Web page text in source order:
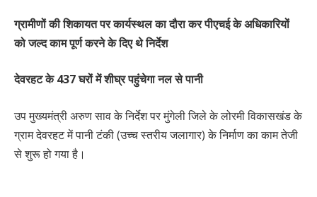
ग्रामीणों की शिकायत पर कार्यस्थल का दौरा कर पीएचई के अधिकारियों
को जल्द काम पूर्ण करने के दिए थे निर्देश
देवरहट के 437 घरों में शीघ्र पहुंचेगा नल से पानी
उप मुख्यमंत्री अरुण साव के निर्देश पर मुंगेली जिले के लोरमी विकासखंड के
ग्राम देवरहट में पानी टंकी (उच्च स्तरीय जलागार) के निर्माण का काम तेजी
से शुरू हो गया है।